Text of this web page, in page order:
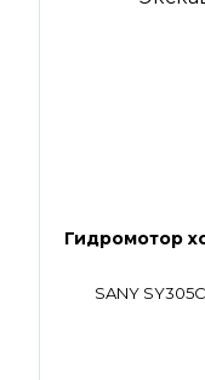
Гидромотор
SANY SY305C